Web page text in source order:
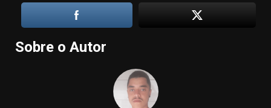
Sobre o Autor